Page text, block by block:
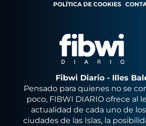
POLÍTICA DE COOKIES
Fibwi Diario - Illes
Pensado para quienes no se
poco, FIBWI DIARIO ofrece al
actualidad de cada uno de
ciudades de las Islas, la